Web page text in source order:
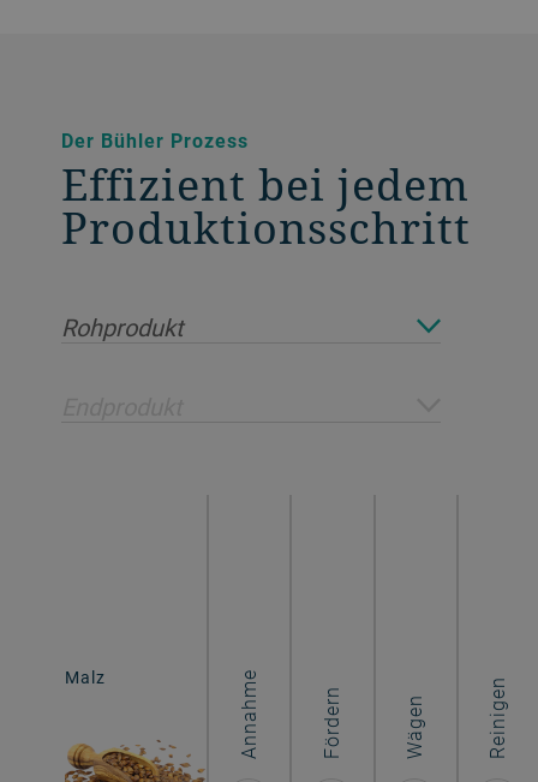
Der Bühler Prozess
Effizient bei jedem
Produktionsschritt
Rohprodukt
Malz Annahme Fördern Wägen Reinigen